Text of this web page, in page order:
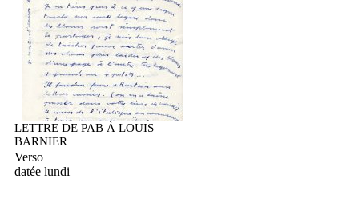
LETTRE DE PAB À LOUIS
BARNIER
Verso
datée lundi